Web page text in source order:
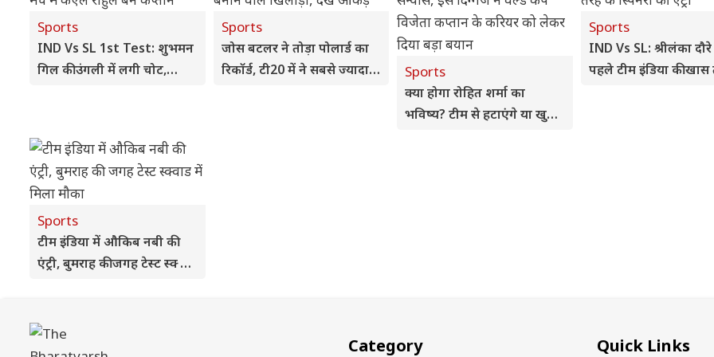
Sports
IND Vs SL 1st Test: शुभमन
गिल की उंगली में लगी चोट,
Sports
जोस बटलर ने तोड़ा पोलार्ड का
रिकॉर्ड, टी20 में ने सबसे ज्यादा
Sports
क्या होगा रोहित शर्मा का
भविष्य? टीम से हटाएंगे या खुद
Sports
IND Vs SL: श्रीलंका
पहले टीम इंडिया की खास
Sports
टीम इंडिया में औकिब नबी की
एंट्री, बुमराह की जगह टेस्ट स्क्वाड
Category Quick Links